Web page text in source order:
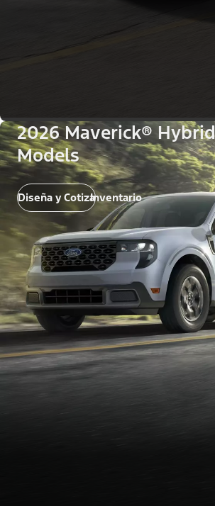
2026 Maverick® Hybrid
Models
Diseña y CotizaInventario